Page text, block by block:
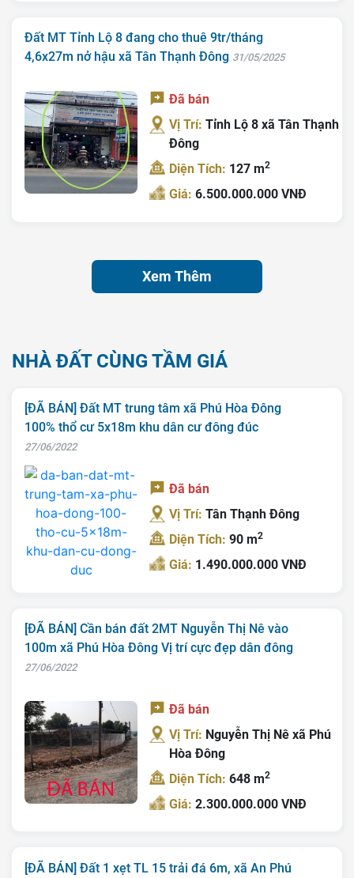
Đất MT Tỉnh Lộ 8 đang cho thuê 9tr/tháng
4,6x27m nở hậu xã Tân Thạnh Đông 31/05/2025
Đã bán
Vị Trí:Tỉnh Lộ 8 xã Tân Thạnh
Đông
Diện Tích: 127 m2
Giá:6.500.000.000 VNĐ
Xem Thêm
NHÀ ĐẤT CÙNG TẦM GIÁ
[ĐÃ BÁN] Đất MT trung tâm xã Phú Hòa Đông
100% thổ cư 5x18m khu dân cư đông đúc
27/06/2022
Đã bán
Vị Trí:Tân Thạnh Đông
Diện Tích:90 m2
Giá: 1.490.000.000 VNĐ
[ĐÃ BÁN] Cần bán đất 2MT Nguyễn Thị Nê vào
100m xã Phú Hòa Đông Vị trí cực đẹp dân đông
27/06/2022
Đã bán
Vị Trí: Nguyễn Thị Nê xã Phú
Hòa Đông
Diện Tích:648 m2
Giá:2.300.000.000 VNĐ
[ĐÃ BÁN] Đất 1 xẹt TL 15 trải đá 6m, xã An Phú